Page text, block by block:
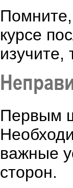
курсе
Первым
важные
сторон.